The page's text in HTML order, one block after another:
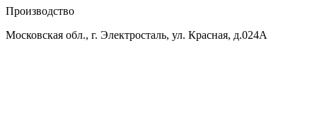
Производство
Московская обл., г. Электросталь, ул. Красная, д.024А